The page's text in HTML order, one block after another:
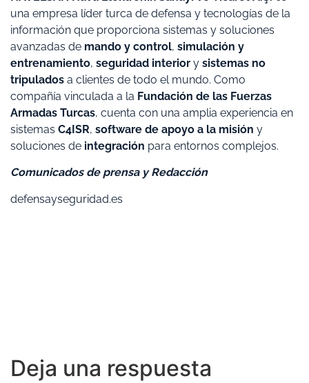
una empresa líder turca de defensa y tecnologías de la
información que proporciona sistemas y soluciones
avanzadas de mando y control, simulación y
entrenamiento, seguridad interior y sistemas no
tripulados a clientes de todo el mundo. Como
compañía vinculada a la Fundación de las Fuerzas
Armadas Turcas, cuenta con una amplia experiencia en
sistemas C4ISR, software de apoyo a la misión y
soluciones de integración para entornos complejos.
Comunicados de prensa y Redacción
defensayseguridad.es
Deja una respuesta